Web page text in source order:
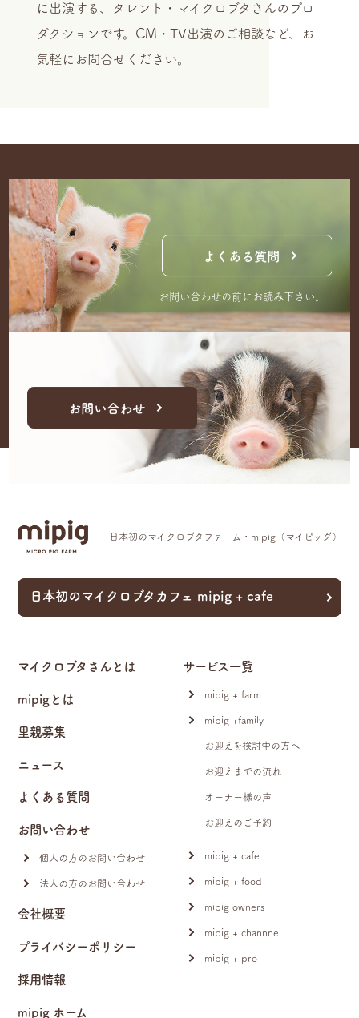
に出演する、タレント・マイクロブタさんのプロ
ダクションです。CM・TV出演のご相談など、お
気軽にお問合せください。
よくある質問
お問い合わせの前にお読み下さい。
お問い合わせ
日本初のマイクロブタファーム・mipig（マイピッグ）
日本初のマイクロブタカフェ mipig + cafe
マイクロブタさんとは
mipigとは
里親募集
サービス一覧
mipig + farm
mipig +family
お迎えを検討中の方へ
お迎えまでの流れ
オーナー様の声
お迎えのご予約
mipig + cafe
mipig + food
mipig owners
mipig + channnel
mipig + pro
ニュース
よくある質問
お問い合わせ
個人の方のお問い合わせ
法人の方のお問い合わせ
会社概要
プライバシーポリシー
採用情報
mipig ホーム